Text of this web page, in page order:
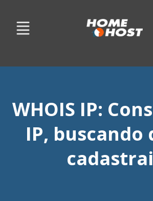
WHOIS IP:
IP, buscando